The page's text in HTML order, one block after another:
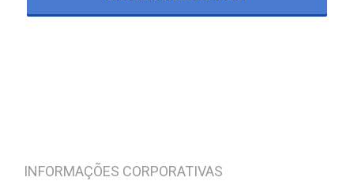
INFORMAÇÕES CORPORATIVAS